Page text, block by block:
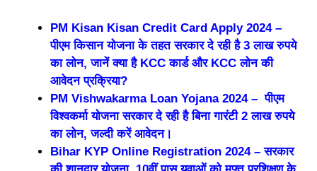
PM Kisan Kisan Credit Card Apply 2024 –
पीएम किसान योजना के तहत सरकार दे रही है 3 लाख रुपये
का लोन, जानें क्या है KCC कार्ड और KCC लोन की
आवेदन प्रक्रिया?
PM Vishwakarma Loan Yojana 2024 – पीएम
विश्वकर्मा योजना सरकार दे रही है बिना गारंटी 2 लाख रुपये
का लोन, जल्दी करें आवेदन।
Bihar KYP Online Registration 2024 – सरकार